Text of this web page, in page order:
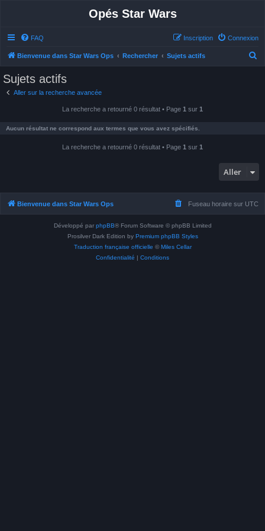
Opés Star Wars
FAQ Connexion
Inscription
Bienvenue dans Star Wars Ops Rechercher Sujets actifs
Sujets actifs
Aller sur la recherche avancée
La recherche a retourné 0 résultat • Page 1 sur 1
Aucun résultat ne correspond aux termes que vous avez spécifiés.
La recherche a retourné 0 résultat • Page 1 sur 1
Aller
Bienvenue dans Star Wars Ops Fuseau horaire sur UTC
Développé par phpBB® Forum Software © phpBB Limited
Prosilver Dark Edition by Premium phpBB Styles
Traduction française officielle © Miles Cellar
Confidentialité | Conditions